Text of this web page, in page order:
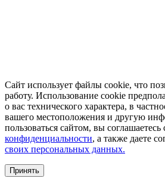
Сайт использует файлы cookie, что
работу. Использование cookie
о вас технического характера, в
вашего местоположения и другую
пользоваться сайтом, вы соглашаетесь
конфиденциальности, а также даете
своих персональных данных.
Принять